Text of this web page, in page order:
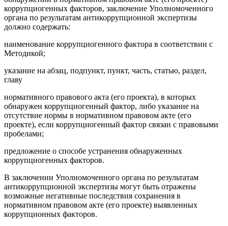
коррупциогенных факторов, заключение Уполномоченного
органа по результатам антикоррупционной экспертизы
должно содержать:
наименование коррупциогенного фактора в соответствии с
Методикой;
указание на абзац, подпункт, пункт, часть, статью, раздел,
главу
нормативного правового акта (его проекта), в которых
обнаружен коррупциогенный фактор, либо указание на
отсутствие нормы в нормативном правовом акте (его
проекте), если коррупциогенный фактор связан с правовыми
пробелами;
предложение о способе устранения обнаруженных
коррупциогенных факторов.
В заключении Уполномоченного органа по результатам
антикоррупционной экспертизы могут быть отражены
возможные негативные последствия сохранения в
нормативном правовом акте (его проекте) выявленных
коррупционных факторов.